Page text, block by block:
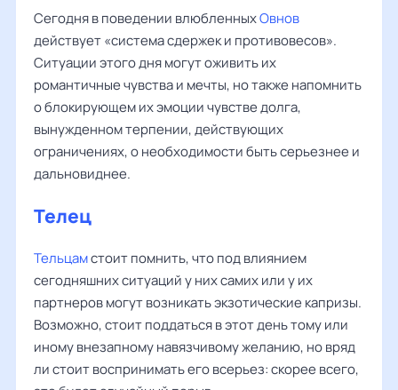
Сегодня в поведении влюбленныхОвнов
действует «система сдержек и противовесов».
Ситуации этого дня могут оживить их
романтичные чувства и мечты, но также напомнить
о блокирующем их эмоции чувстве долга,
вынужденном терпении, действующих
ограничениях, о необходимости быть серьезнее и
дальновиднее.
Телец
Тельцамстоит помнить, что под влиянием
сегодняшних ситуаций у них самих или у их
партнеров могут возникать экзотические капризы.
Возможно, стоит поддаться в этот день тому или
иному внезапному навязчивому желанию, но вряд
ли стоит воспринимать его всерьез: скорее всего,